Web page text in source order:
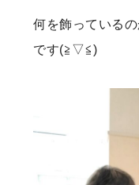
何を飾っている
です(≧▽≦)